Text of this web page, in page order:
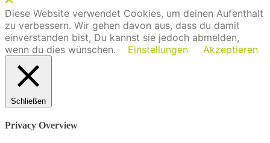
Diese Website verwendet Cookies, um deinen Aufenthalt
zu verbessern. Wir gehen davon aus, dass du damit
einverstanden bist, Du kannst sie jedoch abmelden,
wenn du dies wünschen.
Einstellungen Akzeptieren
Schließen
Privacy Overview